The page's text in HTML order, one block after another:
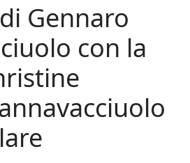
Gennaro
con la